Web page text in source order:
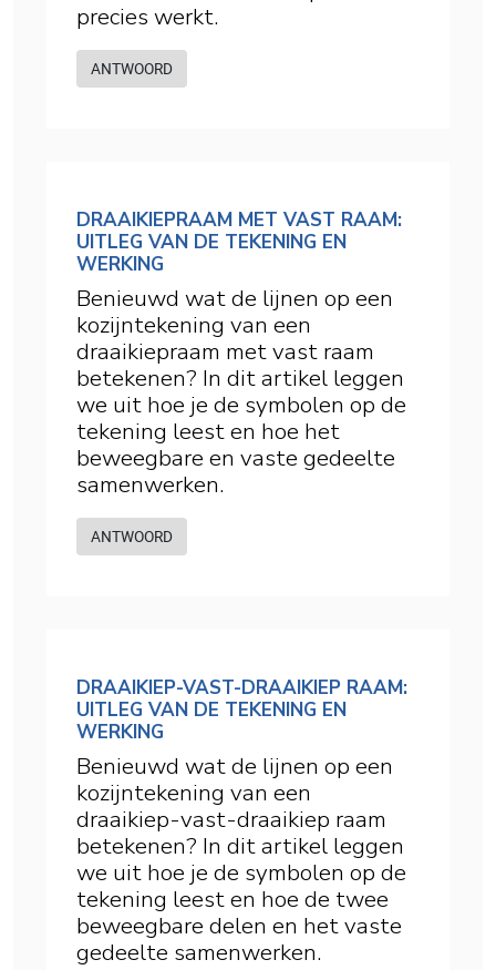
precies werkt.
ANTWOORD
DRAAIKIEPRAAM MET VAST RAAM:
UITLEG VAN DE TEKENING EN
WERKING
Benieuwd wat de lijnen op een
kozijntekening van een
draaikiepraam met vast raam
betekenen? In dit artikel leggen
we uit hoe je de symbolen op de
tekening leest en hoe het
beweegbare en vaste gedeelte
samenwerken.
ANTWOORD
DRAAIKIEP-VAST-DRAAIKIEP RAAM:
UITLEG VAN DE TEKENING EN
WERKING
Benieuwd wat de lijnen op een
kozijntekening van een
draaikiep-vast-draaikiep raam
betekenen? In dit artikel leggen
we uit hoe je de symbolen op de
tekening leest en hoe de twee
beweegbare delen en het vaste
gedeelte samenwerken.